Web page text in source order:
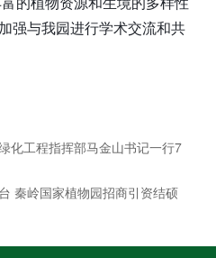
强与我园进行学术交流和共
化工程指挥部马金山书记一行7
秦岭国家植物园招商引资结硕